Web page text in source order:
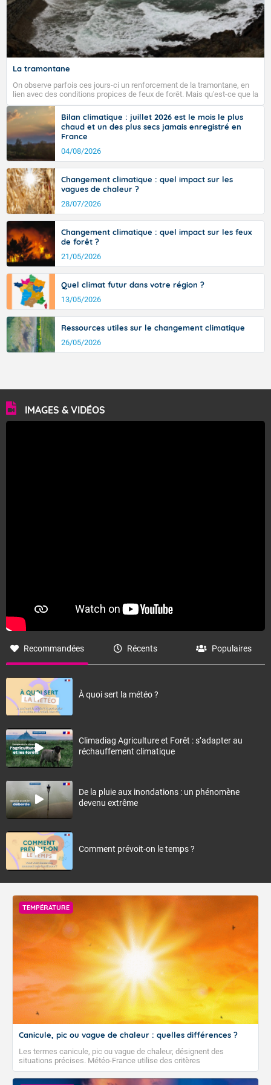
La tramontane
On observe parfois ces jours-ci un renforcement de la tramontane, en
lien avec des conditions propices de feux de forêt. Mais qu'est-ce que la
tramontane ? Quelles sont ses caractéristiques ? La tramontane est un
vent turbulent soufflant de secteur nord-ouest à nord, ou ouest à nord-
ouest, dans un secteur qui part du Roussillon à la vallée de l’Aude et à
l’ouest de l’Hérault. L’étymologie de ce vent vient du latin trasmontanus,
signifiant au-delà des monts, en allusion aux régions montagneuses
d’où provient ce vent.
Bilan climatique : juillet 2026 est le mois le plus
chaud et un des plus secs jamais enregistré en
France
04/08/2026
Changement climatique : quel impact sur les
vagues de chaleur ?
28/07/2026
Changement climatique : quel impact sur les feux
de forêt ?
21/05/2026
Quel climat futur dans votre région ?
13/05/2026
Ressources utiles sur le changement climatique
26/05/2026
IMAGES & VIDÉOS
Recommandées Récents Populaires
À quoi sert la météo ?
Climadiag Agriculture et Forêt : s’adapter au
réchauffement climatique
De la pluie aux inondations : un phénomène
devenu extrême
Comment prévoit-on le temps ?
TEMPÉRATURE
Canicule, pic ou vague de chaleur : quelles différences ?
Les termes canicule, pic ou vague de chaleur, désignent des
situations précises. Météo-France utilise des critères
climatologiques pour évaluer et qualifier les épisodes de chaleur qui
peuvent avoir des impacts sanitaires et socio-économiques